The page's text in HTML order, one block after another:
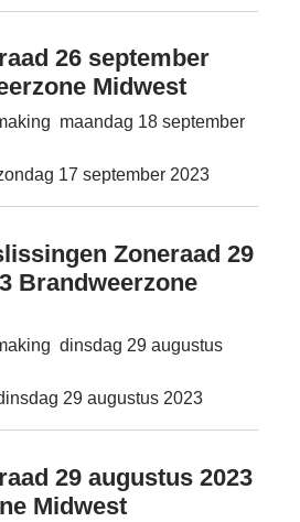
26 september
Midwest
maandag 18 september
17 september 2023
Zoneraad 29
Brandweerzone
dinsdag 29 augustus
29 augustus 2023
29 augustus 2023
Midwest